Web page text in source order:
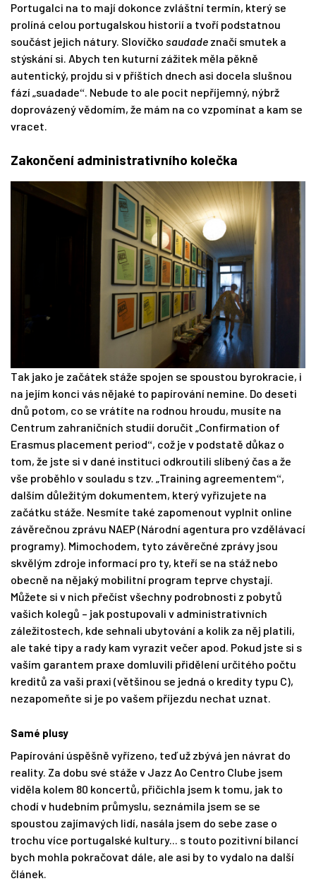
Portugalci na to mají dokonce zvláštní termín, který se
prolíná celou portugalskou historií a tvoří podstatnou
součást jejich nátury. Slovíčko saudade značí smutek a
stýskání si. Abych ten kuturní zážitek měla pěkně
autentický, projdu si v příštích dnech asi docela slušnou
fází„suadade“. Nebude to ale pocit nepříjemný, nýbrž
doprovázený vědomím, že mám na co vzpomínat a kam se
vracet.
Zakončení administrativního kolečka
Tak jako je začátek stáže spojen se spoustou byrokracie, i
na jejím konci vás nějaké to papírování nemine. Do deseti
dnů potom, co se vrátíte na rodnou hroudu, musíte na
Centrum zahraničních studií doručit „Confirmation of
Erasmus placement period“, což je v podstatě důkaz o
tom, že jste si v dané instituci odkroutili slíbený čas a že
vše proběhlo v souladu s tzv. „Training agreementem“,
dalším důležitým dokumentem, který vyřizujete na
začátku stáže. Nesmíte také zapomenout vyplnit online
závěrečnou zprávu NAEP (Národní agentura pro vzdělávací
programy). Mimochodem, tyto závěrečné zprávy jsou
skvělým zdroje informací pro ty, kteří se na stáž nebo
obecně na nějaký mobilitní program teprve chystají.
Můžete si v nich přečíst všechny podrobnosti z pobytů
vašich kolegů – jak postupovali v administrativních
záležitostech, kde sehnali ubytování a kolik za něj platili,
ale také tipy a rady kam vyrazit večer apod. Pokud jste si s
vaším garantem praxe domluvili přidělení určitého počtu
kreditů za vaši praxi (většinou se jedná o kredity typu C),
nezapomeňte si je po vašem příjezdu nechat uznat.
Samé plusy
Papírování úspěšně vyřízeno, teď už zbývá jen návrat do
reality. Za dobu své stáže v Jazz Ao Centro Clube jsem
viděla kolem 80 koncertů, přičichla jsem k tomu, jak to
chodí v hudebním průmyslu, seznámila jsem se se
spoustou zajímavých lidí, nasála jsem do sebe zase o
trochu více portugalské kultury... s touto pozitivní bilancí
bych mohla pokračovat dále, ale asi by to vydalo na další
článek.